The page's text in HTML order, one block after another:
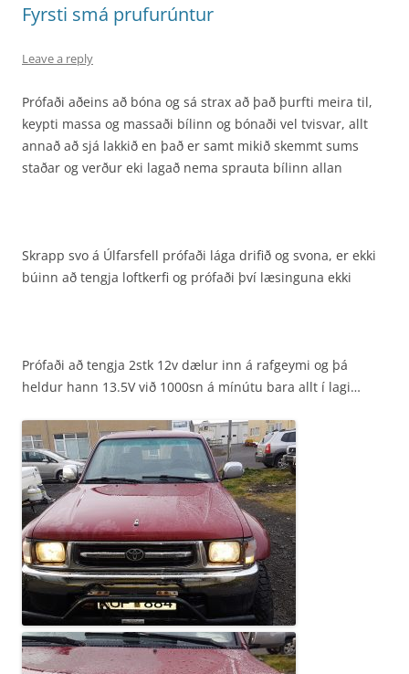
Fyrsti smá prufurúntur
Leave a reply
Prófaði aðeins að bóna og sá strax að það þurfti meira til,
keypti massa og massaði bílinn og bónaði vel tvisvar, allt
annað að sjá lakkið en það er samt mikið skemmt sums
staðar og verður eki lagað nema sprauta bílinn allan
Skrapp svo á Úlfarsfell prófaði lága drifið og svona, er ekki
búinn að tengja loftkerfi og prófaði því læsinguna ekki
Prófaði að tengja 2stk 12v dælur inn á rafgeymi og þá
heldur hann 13.5V við 1000sn á mínútu bara allt í lagi…